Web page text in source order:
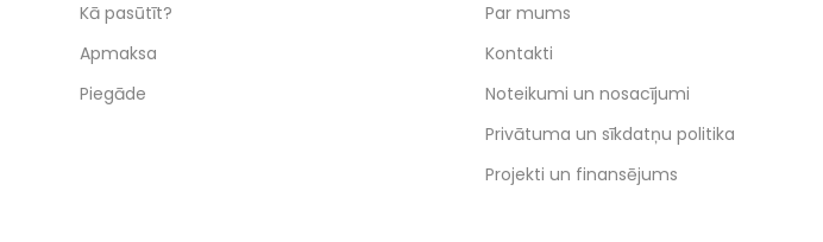
Kā pasūtīt?
Apmaksa
Piegāde
Par mums
Kontakti
Noteikumi un nosacījumi
Privātuma un sīkdatņu politika
Projekti un finansējums